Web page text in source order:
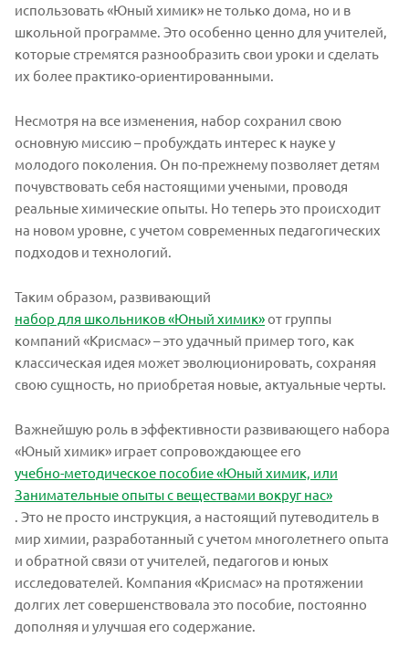
использовать «Юный химик» не только дома, но и в
школьной программе. Это особенно ценно для учителей,
которые стремятся разнообразить свои уроки и сделать
их более практико-ориентированными.
Несмотря на все изменения, набор сохранил свою
основную миссию – пробуждать интерес к науке у
молодого поколения. Он по-прежнему позволяет детям
почувствовать себя настоящими учеными, проводя
реальные химические опыты. Но теперь это происходит
на новом уровне, с учетом современных педагогических
подходов и технологий.
Таким образом, развивающий
набор для школьников «Юный химик»от группы
компаний «Крисмас» – это удачный пример того, как
классическая идея может эволюционировать, сохраняя
свою сущность, но приобретая новые, актуальные черты.
Важнейшую роль в эффективности развивающего набора
«Юный химик» играет сопровождающее его
учебно-методическое пособие «Юный химик, или
Занимательные опыты с веществами вокруг нас»
. Это не просто инструкция, а настоящий путеводитель в
мир химии, разработанный с учетом многолетнего опыта
и обратной связи от учителей, педагогов и юных
исследователей. Компания «Крисмас» на протяжении
долгих лет совершенствовала это пособие, постоянно
дополняя и улучшая его содержание.